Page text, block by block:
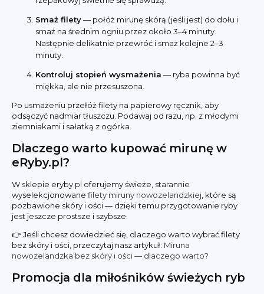
Smaż filety— połóż mirunę skórą (jeśli jest) do dołu i
smaż na średnim ogniu przez około 3–4 minuty.
Następnie delikatnie przewróć i smaż kolejne 2–3
minuty.
Kontroluj stopień wysmażenia — ryba powinna być
miękka, ale nie przesuszona.
Po usmażeniu przełóż filety na papierowy ręcznik, aby
odsączyć nadmiar tłuszczu. Podawaj od razu, np. z młodymi
ziemniakami i sałatką z ogórka.
Dlaczego warto kupować mirunę w
eRyby.pl?
W sklepie eryby.pl oferujemy świeże, starannie
wyselekcjonowane filety miruny nowozelandzkiej , które są
pozbawione skóry i ości — dzięki temu przygotowanie ryby
jest jeszcze prostsze i szybsze.
👉 Jeśli chcesz dowiedzieć się, dlaczego warto wybrać filety
bez skóry i ości, przeczytaj nasz artykuł: Miruna
nowozelandzka bez skóry i ości — dlaczego warto?
Promocja dla miłośników świeżych ryb